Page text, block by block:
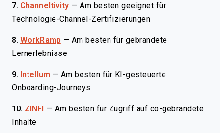
7. Channeltivity —Am besten geeignet für
Technologie-Channel-Zertifizierungen
8. WorkRamp — Am besten für gebrandete
Lernerlebnisse
9. Intellum — Am besten für KI-gesteuerte
Onboarding-Journeys
10. ZINFI — Am besten für Zugriff auf co-gebrandete
Inhalte